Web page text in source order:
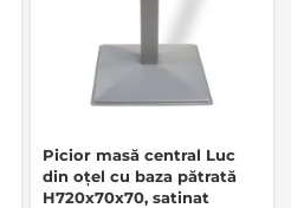
Picior masă central Luc
din oțel cu baza pătrată
H720x70x70, satinat